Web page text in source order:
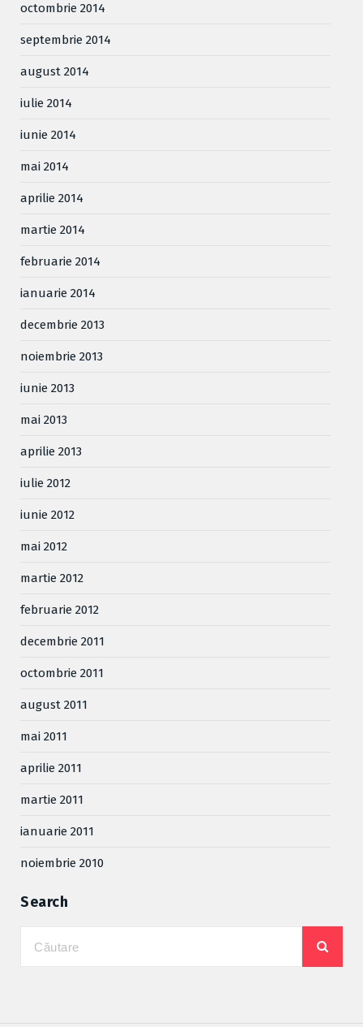
octombrie 2014
septembrie 2014
august 2014
iulie 2014
iunie 2014
mai 2014
aprilie 2014
martie 2014
februarie 2014
ianuarie 2014
decembrie 2013
noiembrie 2013
iunie 2013
mai 2013
aprilie 2013
iulie 2012
iunie 2012
mai 2012
martie 2012
februarie 2012
decembrie 2011
octombrie 2011
august 2011
mai 2011
aprilie 2011
martie 2011
ianuarie 2011
noiembrie 2010
Search